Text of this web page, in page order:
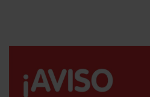
Distinciones de Abanderadas y
Lectivo 2026